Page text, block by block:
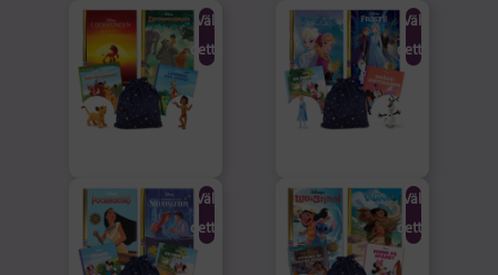
Välj
detta
Välj
detta
Välj
detta
Välj
detta